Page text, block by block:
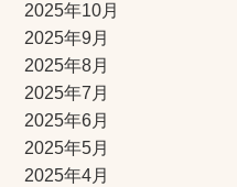
2025年10月
2025年9月
2025年8月
2025年7月
2025年6月
2025年5月
2025年4月